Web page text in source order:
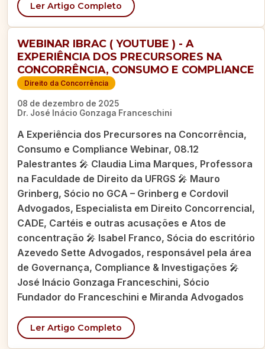
Ler Artigo Completo
WEBINAR IBRAC ( YOUTUBE ) - A
EXPERIÊNCIA DOS PRECURSORES NA
CONCORRÊNCIA, CONSUMO E COMPLIANCE
Direito da Concorrência
08 de dezembro de 2025
Dr. José Inácio Gonzaga Franceschini
A Experiência dos Precursores na Concorrência,
Consumo e Compliance Webinar, 08.12
Palestrantes 🎤 Claudia Lima Marques, Professora
na Faculdade de Direito da UFRGS 🎤 Mauro
Grinberg, Sócio no GCA – Grinberg e Cordovil
Advogados, Especialista em Direito Concorrencial,
CADE, Cartéis e outras acusações e Atos de
concentração 🎤 Isabel Franco, Sócia do escritório
Azevedo Sette Advogados, responsável pela área
de Governança, Compliance & Investigações 🎤
José Inácio Gonzaga Franceschini, Sócio
Fundador do Franceschini e Miranda Advogados
Ler Artigo Completo